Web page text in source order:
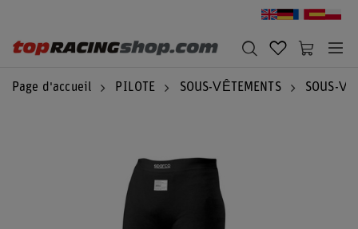
Page d'accueil PILOTE SOUS-VÊTEMENTS SOUS-